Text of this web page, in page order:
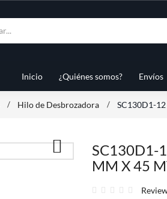
Inicio ¿Quiénes somos? Envíos
Hilo de Desbrozadora SC130D1-12

SC130D1-
MM X 45